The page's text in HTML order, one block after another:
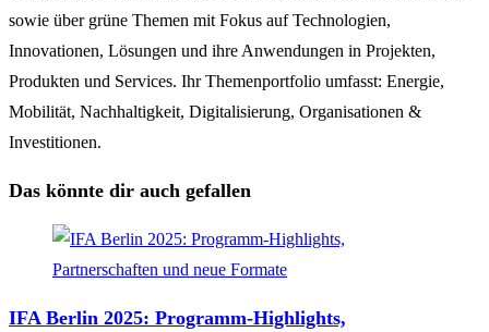
sowie über grüne Themen mit Fokus auf Technologien,
Innovationen, Lösungen und ihre Anwendungen in Projekten,
Produkten und Services. Ihr Themenportfolio umfasst: Energie,
Mobilität, Nachhaltigkeit, Digitalisierung, Organisationen &
Investitionen.
Das könnte dir auch gefallen
IFA Berlin 2025: Programm-Highlights,